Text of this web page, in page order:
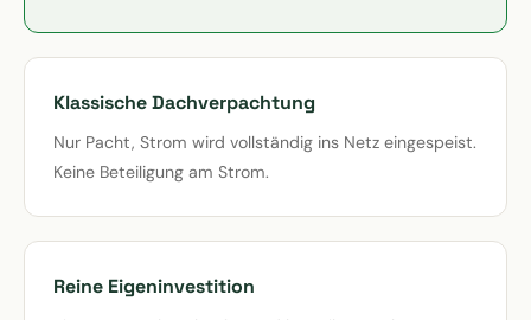
Klassische Dachverpachtung
Nur Pacht, Strom wird vollständig ins Netz eingespeist.
Keine Beteiligung am Strom.
Reine Eigeninvestition